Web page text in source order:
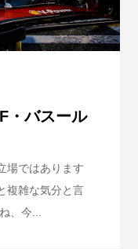
・バスール
場ではあります
複雑な気分と言
、今...